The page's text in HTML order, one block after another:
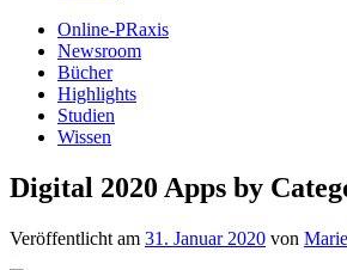
Online-PRaxis
Newsroom
Bücher
Highlights
Studien
Wissen
Digital 2020 Apps by
Veröffentlicht am 31. Januar 2020 von